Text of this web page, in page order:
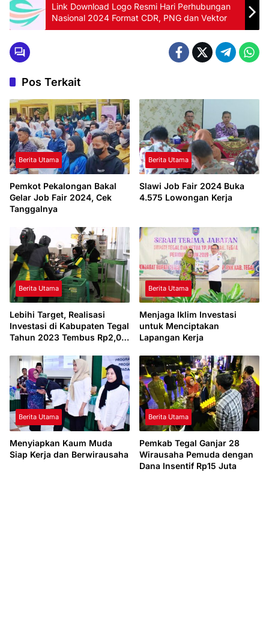
Link Download Logo Resmi Hari Perhubungan
Nasional 2024 Format CDR, PNG dan Vektor
Pos Terkait
Berita Utama
Pemkot Pekalongan Bakal
Gelar Job Fair 2024, Cek
Tanggalnya
Berita Utama
Slawi Job Fair 2024 Buka
4.575 Lowongan Kerja
Berita Utama
Lebihi Target, Realisasi
Investasi di Kabupaten Tegal
Tahun 2023 Tembus Rp2,04
Berita Utama
Menjaga Iklim Investasi
untuk Menciptakan
Lapangan Kerja
Berita Utama
Menyiapkan Kaum Muda
Siap Kerja dan Berwirausaha
Berita Utama
Pemkab Tegal Ganjar 28
Wirausaha Pemuda dengan
Dana Insentif Rp15 Juta